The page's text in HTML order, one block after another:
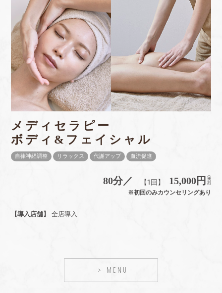
メディセラピー
ボディ&フェイシャル
自律神経調整 リラックス 代謝アップ 血流促進
80分／ 【1回】 15,000円
※初回のみカウンセリングあり
【導入店舗】 全店導入
MENU